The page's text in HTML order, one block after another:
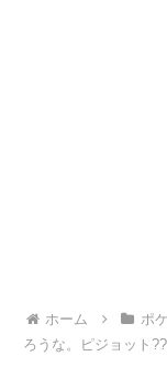
ホーム ポ
ろうな。ピジョット??